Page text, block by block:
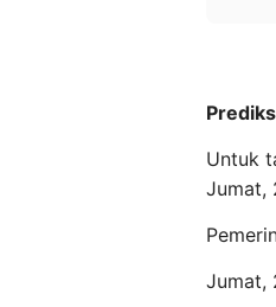
Untuk
Jumat,
Jumat,